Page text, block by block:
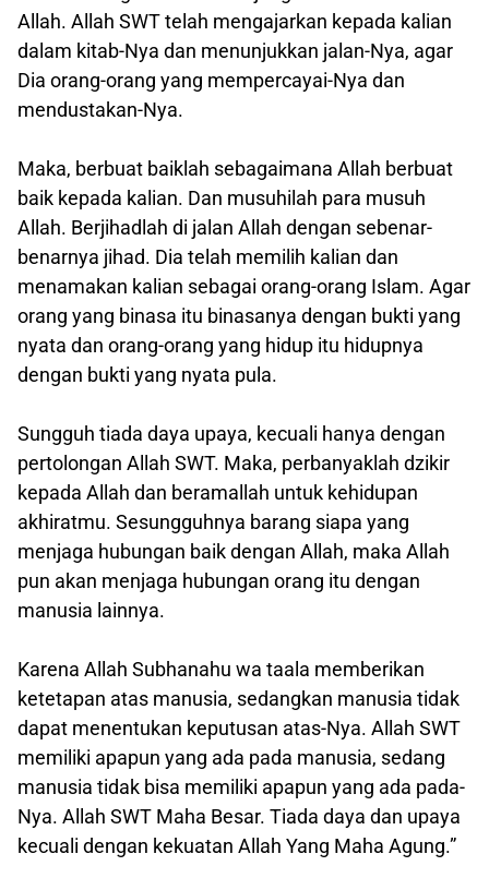
Allah. Allah SWT telah mengajarkan kepada kalian
dalam kitab-Nya dan menunjukkan jalan-Nya, agar
Dia orang-orang yang mempercayai-Nya dan
mendustakan-Nya.
Maka, berbuat baiklah sebagaimana Allah berbuat
baik kepada kalian. Dan musuhilah para musuh
Allah. Berjihadlah di jalan Allah dengan sebenar-
benarnya jihad. Dia telah memilih kalian dan
menamakan kalian sebagai orang-orang Islam. Agar
orang yang binasa itu binasanya dengan bukti yang
nyata dan orang-orang yang hidup itu hidupnya
dengan bukti yang nyata pula.
Sungguh tiada daya upaya, kecuali hanya dengan
pertolongan Allah SWT. Maka, perbanyaklah dzikir
kepada Allah dan beramallah untuk kehidupan
akhiratmu. Sesungguhnya barang siapa yang
menjaga hubungan baik dengan Allah, maka Allah
pun akan menjaga hubungan orang itu dengan
manusia lainnya.
Karena Allah Subhanahu wa taala memberikan
ketetapan atas manusia, sedangkan manusia tidak
dapat menentukan keputusan atas-Nya. Allah SWT
memiliki apapun yang ada pada manusia, sedang
manusia tidak bisa memiliki apapun yang ada pada-
Nya. Allah SWT Maha Besar. Tiada daya dan upaya
kecuali dengan kekuatan Allah Yang Maha Agung.”